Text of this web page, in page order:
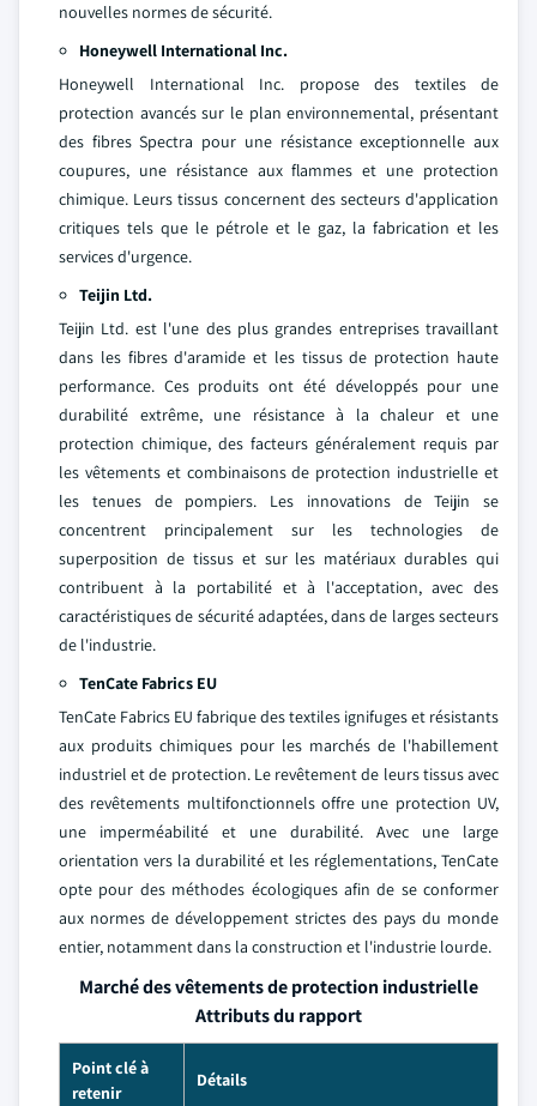
nouvelles normes de sécurité.
Honeywell International Inc.
Honeywell International Inc. propose des textiles de
protection avancés sur le plan environnemental, présentant
des fibres Spectra pour une résistance exceptionnelle aux
coupures, une résistance aux flammes et une protection
chimique. Leurs tissus concernent des secteurs d'application
critiques tels que le pétrole et le gaz, la fabrication et les
services d'urgence.
Teijin Ltd.
Teijin Ltd. est l'une des plus grandes entreprises travaillant
dans les fibres d'aramide et les tissus de protection haute
performance. Ces produits ont été développés pour une
durabilité extrême, une résistance à la chaleur et une
protection chimique, des facteurs généralement requis par
les vêtements et combinaisons de protection industrielle et
les tenues de pompiers. Les innovations de Teijin se
concentrent principalement sur les technologies de
superposition de tissus et sur les matériaux durables qui
contribuent à la portabilité et à l'acceptation, avec des
caractéristiques de sécurité adaptées, dans de larges secteurs
de l'industrie.
TenCate Fabrics EU
TenCate Fabrics EU fabrique des textiles ignifuges et résistants
aux produits chimiques pour les marchés de l'habillement
industriel et de protection. Le revêtement de leurs tissus avec
des revêtements multifonctionnels offre une protection UV,
une imperméabilité et une durabilité. Avec une large
orientation vers la durabilité et les réglementations, TenCate
opte pour des méthodes écologiques afin de se conformer
aux normes de développement strictes des pays du monde
entier, notamment dans la construction et l'industrie lourde.
Marché des vêtements de protection industrielle
Attributs du rapport
Point clé à
retenir
Détails